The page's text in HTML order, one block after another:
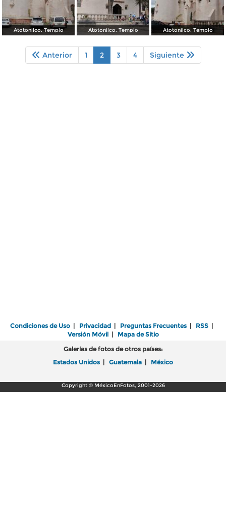
Atotonilco. Templo Atotonilco. Templo Atotonilco. Templo
Anterior 1 2 3 4 Siguiente
Condiciones de Uso | Privacidad | Preguntas Frecuentes | RSS |
Versión Móvil| Mapa de Sitio
Galerías de fotos de otros países:
Estados Unidos | Guatemala | México
Copyright © MéxicoEnFotos, 2001-2026